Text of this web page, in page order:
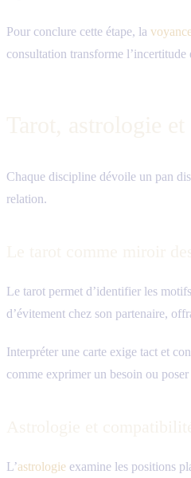
Pour conclure cette étape, la
consultation transforme l’incertitude
Chaque discipline dévoile un pan
relation.
Le tarot permet d’identifier les
d’évitement chez son partenaire,
Interpréter une carte exige tact et
comme exprimer un besoin ou
L’astrologie examine les positions